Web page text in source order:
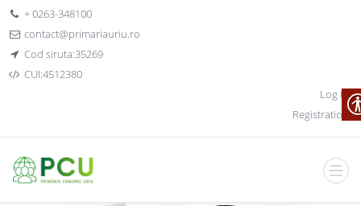
+ 0263-348100
contact@primariauriu.ro
Cod siruta:35269
CUI:4512380
Log In
Registration